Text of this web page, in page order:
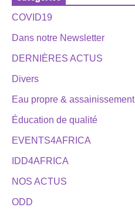
COVID19
Dans notre Newsletter
DERNIÈRES ACTUS
Divers
Eau propre & assainissement
Éducation de qualité
EVENTS4AFRICA
IDD4AFRICA
NOS ACTUS
ODD